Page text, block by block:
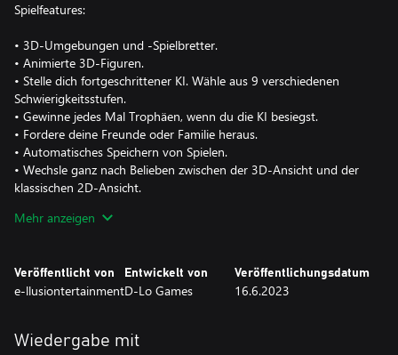
Spielfeatures:
• 3D-Umgebungen und -Spielbretter.
• Animierte 3D-Figuren.
• Stelle dich fortgeschrittener KI. Wähle aus 9 verschiedenen
Schwierigkeitsstufen.
• Gewinne jedes Mal Trophäen, wenn du die KI besiegst.
• Fordere deine Freunde oder Familie heraus.
• Automatisches Speichern von Spielen.
• Wechsle ganz nach Belieben zwischen der 3D-Ansicht und der
klassischen 2D-Ansicht.
Nacht sein soll.
Mehr anzeigen
Veröffentlicht von
e-llusiontertainment
Entwickelt von
D-Lo Games
Veröffentlichungsdatum
16.6.2023
Wiedergabe mit